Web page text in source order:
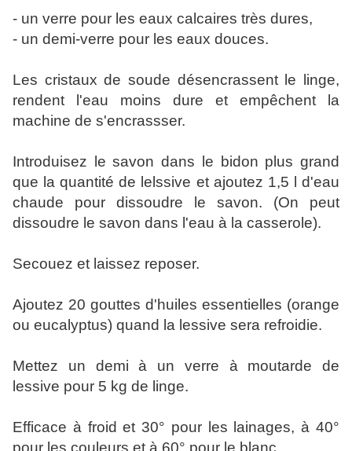
- un verre pour les eaux calcaires très dures,
- un demi-verre pour les eaux douces.
Les cristaux de soude désencrassent le linge,
rendent l'eau moins dure et empêchent la
machine de s'encrassser.
Introduisez le savon dans le bidon plus grand
que la quantité de lelssive et ajoutez 1,5 l d'eau
chaude pour dissoudre le savon. (On peut
dissoudre le savon dans l'eau à la casserole).
Secouez et laissez reposer.
Ajoutez 20 gouttes d'huiles essentielles (orange
ou eucalyptus) quand la lessive sera refroidie.
Mettez un demi à un verre à moutarde de
lessive pour 5 kg de linge.
Efficace à froid et 30° pour les lainages, à 40°
pour les couleurs et à 60° pour le blanc.